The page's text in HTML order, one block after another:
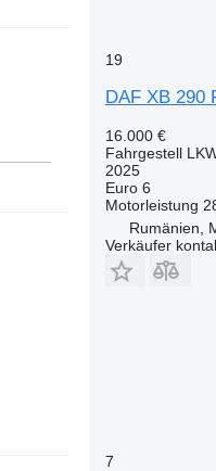
19
DAF XB 290
16.000 €
Fahrgestell
2025
Euro 6
Motorleistung
Rumänien,
Verkäufer
7